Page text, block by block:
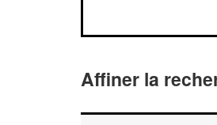
Affiner la